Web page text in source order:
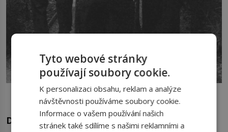
Manuel (vpravo) v britském exilu po boku se svou chotí
Augustou Viktorií z rodu Hohenzollernů a se svou matkou
Doživotní vyhnanec
Tyto webové stránky
používají soubory cookie.
K personalizaci obsahu, reklam a analýze
návštěvnosti používáme soubory cookie.
Informace o vašem používání našich
stránek také sdílíme s našimi reklamními a